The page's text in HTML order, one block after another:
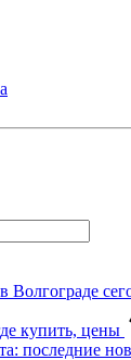
Волгограде
купить, цены
последние